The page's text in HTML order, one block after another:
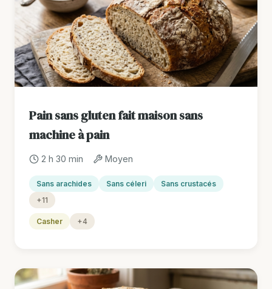
Pain sans gluten fait maison sans
machine à pain
2 h 30 min Moyen
Sans arachides Sans céleri
Sans crustacés
+11
Casher +4